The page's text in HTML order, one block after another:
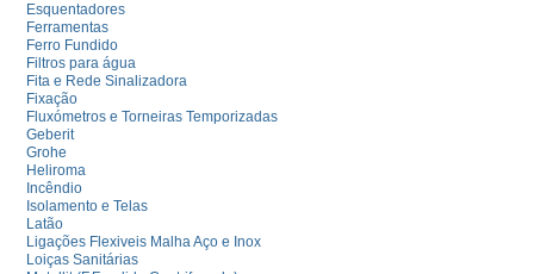
Esquentadores
Ferramentas
Ferro Fundido
Filtros para água
Fita e Rede Sinalizadora
Fixação
Fluxómetros e Torneiras Temporizadas
Geberit
Grohe
Heliroma
Incêndio
Isolamento e Telas
Latão
Ligações Flexiveis Malha Aço e Inox
Loiças Sanitárias